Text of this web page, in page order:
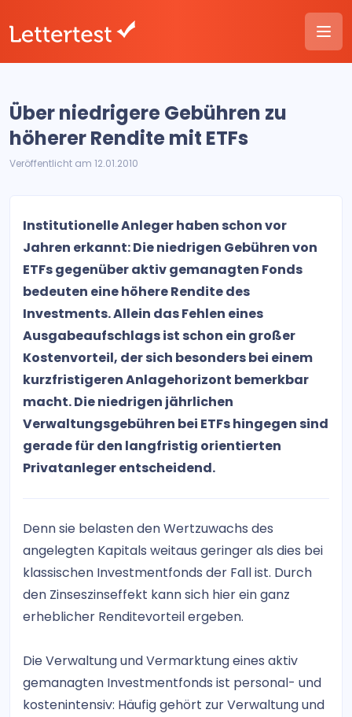
Über niedrigere Gebühren zu
höherer Rendite mit ETFs
Veröffentlicht am 12.01.2010
Institutionelle Anleger haben schon vor
Jahren erkannt: Die niedrigen Gebühren von
ETFs gegenüber aktiv gemanagten Fonds
bedeuten eine höhere Rendite des
Investments. Allein das Fehlen eines
Ausgabeaufschlags ist schon ein großer
Kostenvorteil, der sich besonders bei einem
kurzfristigeren Anlagehorizont bemerkbar
macht. Die niedrigen jährlichen
Verwaltungsgebühren bei ETFs hingegen sind
gerade für den langfristig orientierten
Privatanleger entscheidend.
Denn sie belasten den Wertzuwachs des
angelegten Kapitals weitaus geringer als dies bei
klassischen Investmentfonds der Fall ist. Durch
den Zinseszinseffekt kann sich hier ein ganz
erheblicher Renditevorteil ergeben.
Die Verwaltung und Vermarktung eines aktiv
gemanagten Investmentfonds ist personal- und
kostenintensiv: Häufig gehört zur Verwaltung und